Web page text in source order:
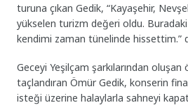
turuna çıkan Gedik, “Kayaşehir,
yükselen turizm değeri oldu.
kendimi zaman tünelinde hissettim.”
Geceyi Yeşilçam şarkılarından oluşan
taçlandıran Ömür Gedik, konserin
isteği üzerine halaylarla sahneyi